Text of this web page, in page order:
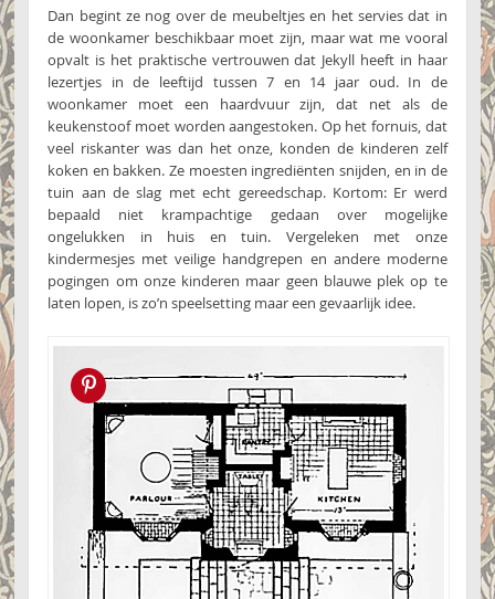
Dan begint ze nog over de meubeltjes en het servies dat in
de woonkamer beschikbaar moet zijn, maar wat me vooral
opvalt is het praktische vertrouwen dat Jekyll heeft in haar
lezertjes in de leeftijd tussen 7 en 14 jaar oud. In de
woonkamer moet een haardvuur zijn, dat net als de
keukenstoof moet worden aangestoken. Op het fornuis, dat
veel riskanter was dan het onze, konden de kinderen zelf
koken en bakken. Ze moesten ingrediënten snijden, en in de
tuin aan de slag met echt gereedschap. Kortom: Er werd
bepaald niet krampachtige gedaan over mogelijke
ongelukken in huis en tuin. Vergeleken met onze
kindermesjes met veilige handgrepen en andere moderne
pogingen om onze kinderen maar geen blauwe plek op te
laten lopen, is zo’n speelsetting maar een gevaarlijk idee.
Pin this!